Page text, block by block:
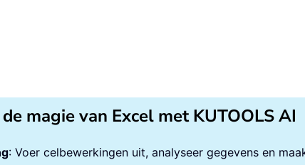
, ppLayoutBlank
magie van Excel met KUTOOLS AI
: Voer celbewerkingen uit, analyseer gegevens en